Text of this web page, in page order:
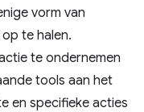
vorm van
te halen.
te ondernemen
tools aan het
en specifieke acties